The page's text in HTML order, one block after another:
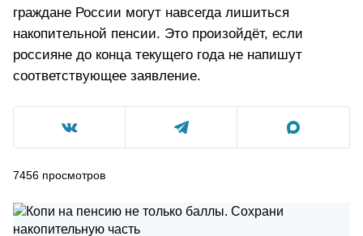
граждане России могут навсегда лишиться
накопительной пенсии. Это произойдёт, если
россияне до конца текущего года не напишут
соответствующее заявление.
7456 просмотров